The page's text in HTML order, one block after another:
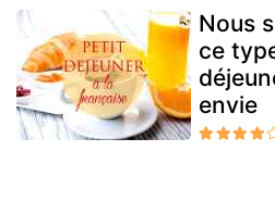
Nous
ce
envie